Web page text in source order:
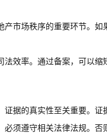
市场秩序的重要环节。
效率。通过备案，可以缩
据的真实性至关重要。证
须遵守相关法律法规。否